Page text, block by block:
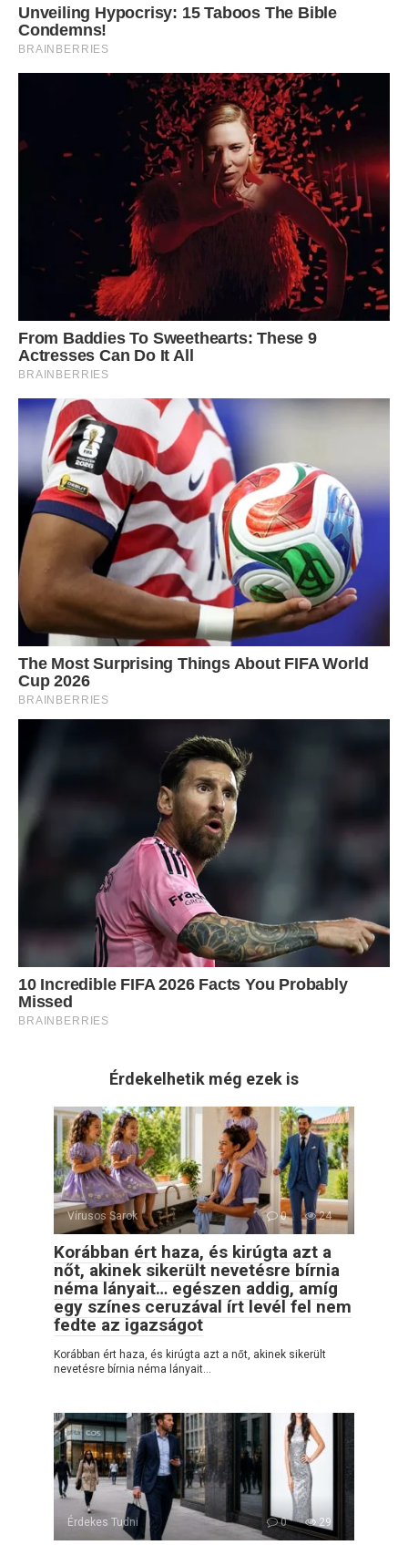
Érdekelhetik még ezek is
Vírusos Sarok 0 24
Korábban ért haza, és kirúgta azt a
nőt, akinek sikerült nevetésre bírnia
néma lányait… egészen addig, amíg
egy színes ceruzával írt levél fel nem
fedte az igazságot
Korábban ért haza, és kirúgta azt a nőt, akinek sikerült
nevetésre bírnia néma lányait…
Érdekes Tudni 0 29